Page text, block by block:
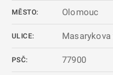
MĚSTO: Olomouc
ULICE:
PSČ: 77900